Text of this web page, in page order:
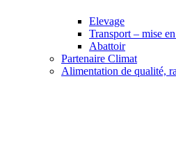
Elevage
Transport – mise
Abattoir
Partenaire Climat
Alimentation de qualité,